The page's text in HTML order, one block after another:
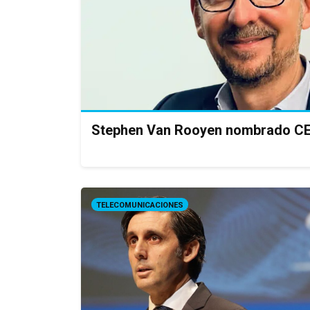
Stephen Van Rooyen nombrado
TELECOMUNICACIONES